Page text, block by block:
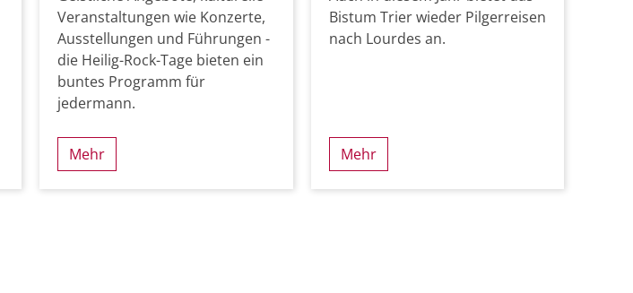
Veranstaltungen wie Konzerte,
Ausstellungen und Führungen -
die Heilig-Rock-Tage bieten ein
buntes Programm für
jedermann.
Mehr
Bistum Trier wieder Pilgerreisen
nach Lourdes an.
Mehr